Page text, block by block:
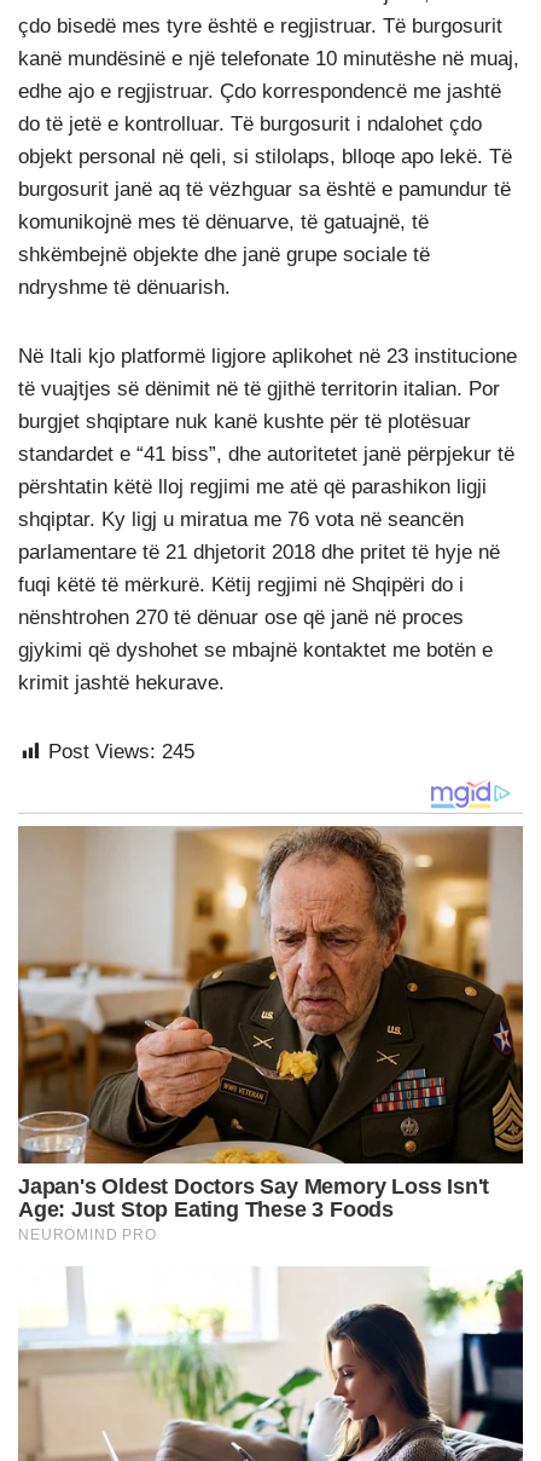
çdo bisedë mes tyre është e regjistruar. Të burgosurit
kanë mundësinë e një telefonate 10 minutëshe në muaj,
edhe ajo e regjistruar. Çdo korrespondencë me jashtë
do të jetë e kontrolluar. Të burgosurit i ndalohet çdo
objekt personal në qeli, si stilolaps, blloqe apo lekë. Të
burgosurit janë aq të vëzhguar sa është e pamundur të
komunikojnë mes të dënuarve, të gatuajnë, të
shkëmbejnë objekte dhe janë grupe sociale të
ndryshme të dënuarish.
Në Itali kjo platformë ligjore aplikohet në 23 institucione
të vuajtjes së dënimit në të gjithë territorin italian. Por
burgjet shqiptare nuk kanë kushte për të plotësuar
standardet e “41 biss”, dhe autoritetet janë përpjekur të
përshtatin këtë lloj regjimi me atë që parashikon ligji
shqiptar. Ky ligj u miratua me 76 vota në seancën
parlamentare të 21 dhjetorit 2018 dhe pritet të hyje në
fuqi këtë të mërkurë. Këtij regjimi në Shqipëri do i
nënshtrohen 270 të dënuar ose që janë në proces
gjykimi që dyshohet se mbajnë kontaktet me botën e
krimit jashtë hekurave.
Post Views: 245